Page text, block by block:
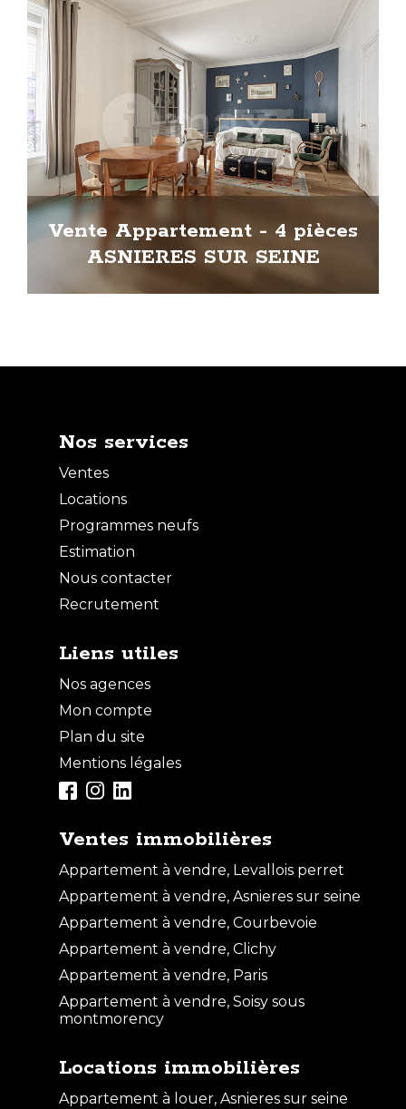
Vente Appartement - 4 pièces
ASNIERES SUR SEINE
Nos services
Ventes
Locations
Programmes neufs
Estimation
Nous contacter
Recrutement
Liens utiles
Nos agences
Mon compte
Plan du site
Mentions légales
Ventes immobilières
Appartement à vendre, Levallois perret
Appartement à vendre, Asnieres sur seine
Appartement à vendre, Courbevoie
Appartement à vendre, Clichy
Appartement à vendre, Paris
Appartement à vendre, Soisy sous
montmorency
Locations immobilières
Appartement à louer, Asnieres sur seine